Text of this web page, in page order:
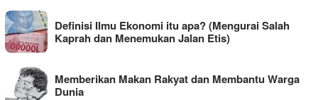
Definisi Ilmu Ekonomi itu apa? (Mengurai Salah
Kaprah dan Menemukan Jalan Etis)
Memberikan Makan Rakyat dan Membantu Warga
Dunia